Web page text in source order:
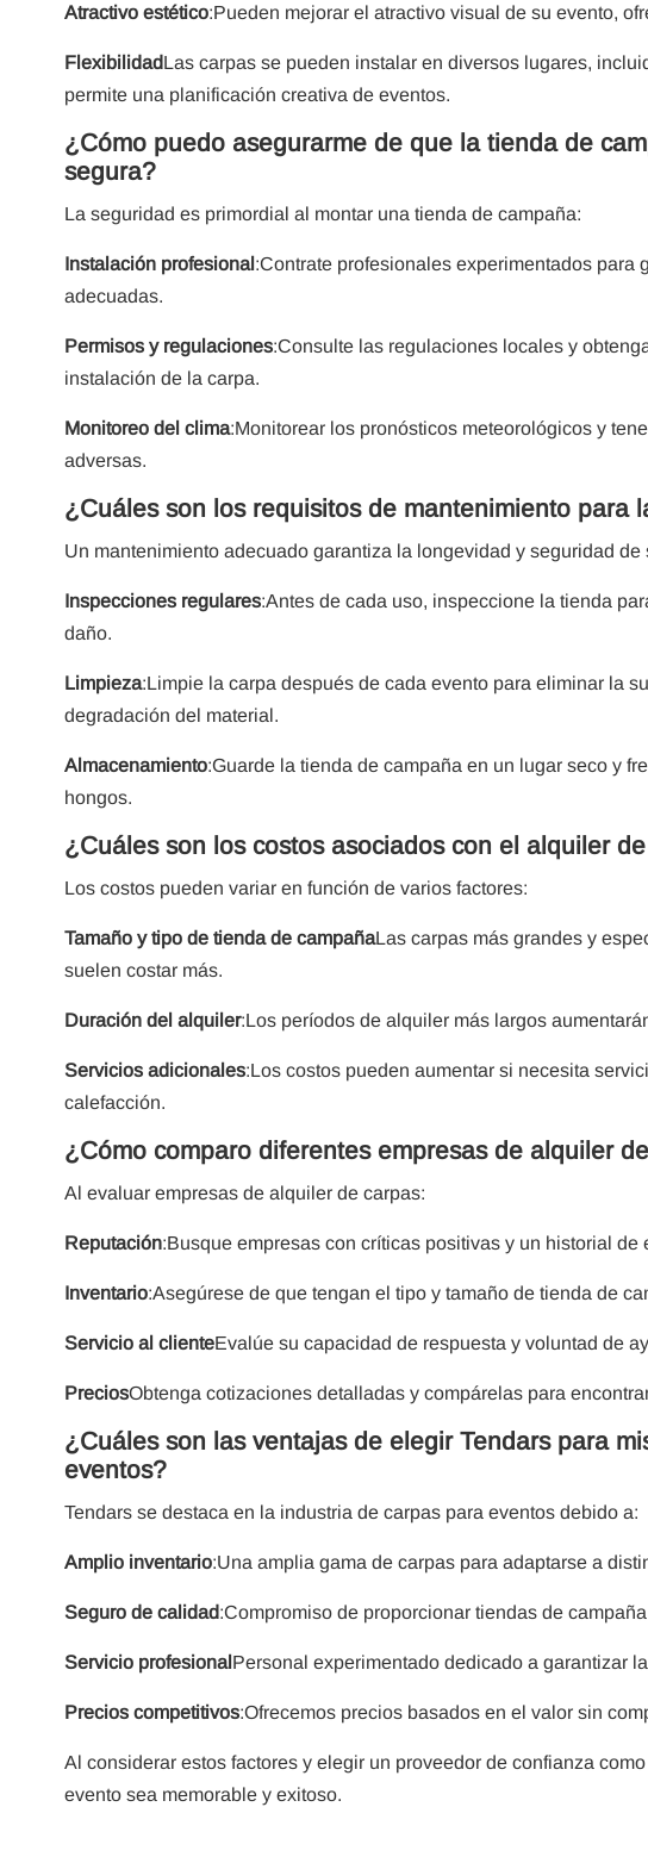
Atractivo estético:Pueden mejorar el atractivo visual de su evento,
FlexibilidadLas carpas se pueden instalar en diversos lugares,
permite una planificación creativa de eventos.
¿Cómo puedo asegurarme de que la tienda de
segura?
La seguridad es primordial al montar una tienda de campaña:
Instalación profesional :Contrate profesionales experimentados para
adecuadas.
Permisos y regulaciones:Consulte las regulaciones locales y
instalación de la carpa.
Monitoreo del clima:Monitorear los pronósticos meteorológicos y
adversas.
¿Cuáles son los requisitos de mantenimiento para
Un mantenimiento adecuado garantiza la longevidad y seguridad de
Inspecciones regulares:Antes de cada uso, inspeccione la tienda
daño.
Limpieza:Limpie la carpa después de cada evento para eliminar la
degradación del material.
Almacenamiento:Guarde la tienda de campaña en un lugar seco y
hongos.
¿Cuáles son los costos asociados con el alquiler
Los costos pueden variar en función de varios factores:
Tamaño y tipo de tienda de campañaLas carpas más grandes y
suelen costar más.
Duración del alquiler:Los períodos de alquiler más largos
Servicios adicionales:Los costos pueden aumentar si necesita
calefacción.
¿Cómo comparo diferentes empresas de alquiler
Al evaluar empresas de alquiler de carpas:
Reputación:Busque empresas con críticas positivas y un historial de
Inventario:Asegúrese de que tengan el tipo y tamaño de tienda de
Servicio al clienteEvalúe su capacidad de respuesta y voluntad de
PreciosObtenga cotizaciones detalladas y compárelas para
¿Cuáles son las ventajas de elegir Tendars para
eventos?
Tendars se destaca en la industria de carpas para eventos debido a:
Amplio inventario:Una amplia gama de carpas para adaptarse a
Seguro de calidad:Compromiso de proporcionar tiendas de
Servicio profesional Personal experimentado dedicado a garantizar
Precios competitivos:Ofrecemos precios basados ​​en el valor sin
Al considerar estos factores y elegir un proveedor de confianza
evento sea memorable y exitoso.